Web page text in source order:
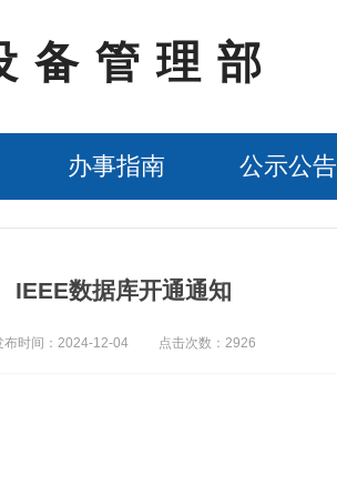
备管理部
办事指南 公示公告
IEEE数据库开通通知
布时间：2024-12-04 点击次数：2926